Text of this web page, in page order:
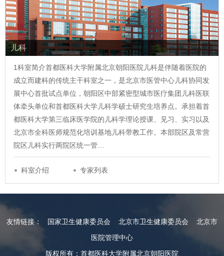
儿科
1科室简介首都医科大学附属北京朝阳医院儿科是伴随着医院的
成立而建科的传统主干科室之一，是北京市医管中心儿科协同发
展中心首批试点单位，朝阳区中部紧密型城市医疗集团儿科医联
体牵头单位和首都医科大学儿科学硕士研究生培养点。承担着首
都医科大学第三临床医学院的儿科学理论授课、见习、实习以及
北京市全科医师规范化培训基地儿科带教工作。本部院区及常营
院区儿科实行两院区统一管…
科室介绍 专家列表
友情链接： 国家卫生健康委员会 北京市卫生健康委员会
北京市
医院管理中心
版权所有：首都医科大学附属北京朝阳医院